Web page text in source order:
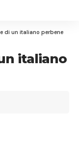
Resizer
di un italiano perbene
italiano